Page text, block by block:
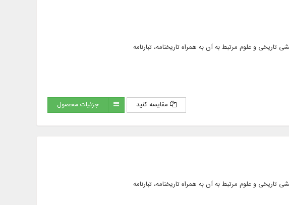
مقایسه کنید جزئیات محصول